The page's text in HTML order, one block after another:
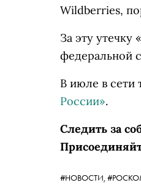
Wildberries,
За эту утечку
федеральной
В июле в сети
России».
Следить за
#НОВОСТИ,